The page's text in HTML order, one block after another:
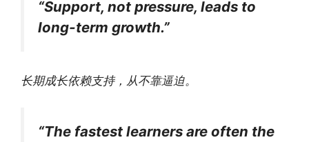
“Support, not pressure, leads to
long-term growth.”
长期成长依赖支持，从不靠逼迫。
“The fastest learners are often the